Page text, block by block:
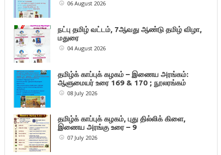
06 August 2026
நட்பு தமிழ் வட்டம், 7ஆவது ஆண்டு தமிழ் விழா,
மதுரை
04 August 2026
தமிழ்க் காப்புக் கழகம் – இணைய அரங்கம்:
ஆளுமையர் உரை 169 & 170 ; நூலரங்கம்
08 July 2026
தமிழ்க் காப்புக் கழகம், புது தில்லிக் கிளை,
இணைய அரங்கு உரை – 9
07 July 2026